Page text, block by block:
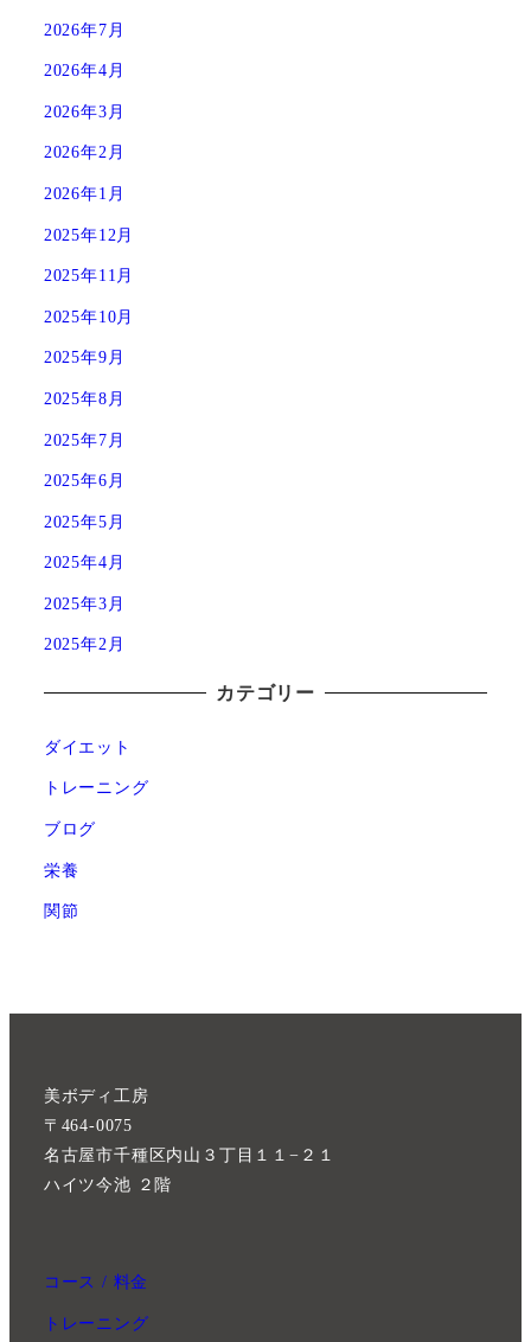
2026年7月
2026年4月
2026年3月
2026年2月
2026年1月
2025年12月
2025年11月
2025年10月
2025年9月
2025年8月
2025年7月
2025年6月
2025年5月
2025年4月
2025年3月
2025年2月
カテゴリー
ダイエット
トレーニング
ブログ
栄養
関節
美ボディ工房
〒464-0075
名古屋市千種区内山３丁目１１−２１
ハイツ今池 ２階
コース / 料金
トレーニング